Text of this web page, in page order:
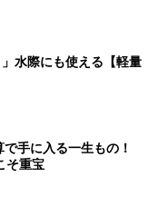
水際にも使える【軽量
手に入る一生もの！
そ重宝